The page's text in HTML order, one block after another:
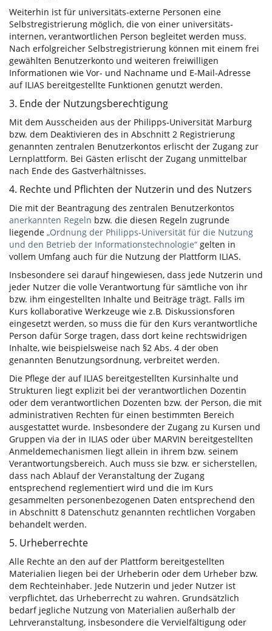
Weiterhin ist für universitäts-externe Personen eine
Selbstregistrierung möglich, die von einer universitäts-
internen, verantwortlichen Person begleitet werden muss.
Nach erfolgreicher Selbstregistrierung können mit einem frei
gewählten Benutzerkonto und weiteren freiwilligen
Informationen wie Vor- und Nachname und E-Mail-Adresse
auf ILIAS bereitgestellte Funktionen genutzt werden.
3. Ende der Nutzungsberechtigung
Mit dem Ausscheiden aus der Philipps-Universität Marburg
bzw. dem Deaktivieren des in Abschnitt 2 Registrierung
genannten zentralen Benutzerkontos erlischt der Zugang zur
Lernplattform. Bei Gästen erlischt der Zugang unmittelbar
nach Ende des Gastverhältnisses.
4. Rechte und Pflichten der Nutzerin und des Nutzers
Die mit der Beantragung des zentralen Benutzerkontos
anerkannten Regeln bzw. die diesen Regeln zugrunde
liegende „Ordnung der Philipps-Universität für die Nutzung
und den Betrieb der Informationstechnologie“ gelten in
vollem Umfang auch für die Nutzung der Plattform ILIAS.
Insbesondere sei darauf hingewiesen, dass jede Nutzerin und
jeder Nutzer die volle Verantwortung für sämtliche von ihr
bzw. ihm eingestellten Inhalte und Beiträge trägt. Falls im
Kurs kollaborative Werkzeuge wie z.B. Diskussionsforen
eingesetzt werden, so muss die für den Kurs verantwortliche
Person dafür Sorge tragen, dass dort keine rechtswidrigen
Inhalte, wie beispielsweise nach §2 Abs. 4 der oben
genannten Benutzungsordnung, verbreitet werden.
Die Pflege der auf ILIAS bereitgestellten Kursinhalte und
Strukturen liegt explizit bei der verantwortlichen Dozentin
oder dem verantwortlichen Dozenten bzw. der Person, die mit
administrativen Rechten für einen bestimmten Bereich
ausgestattet wurde. Insbesondere der Zugang zu Kursen und
Gruppen via der in ILIAS oder über MARVIN bereitgestellten
Anmeldemechanismen liegt allein in ihrem bzw. seinem
Verantwortungsbereich. Auch muss sie bzw. er sicherstellen,
dass nach Ablauf der Veranstaltung der Zugang
entsprechend reglementiert wird und die im Kurs
gesammelten personenbezogenen Daten entsprechend den
in Abschnitt 8 Datenschutz genannten rechtlichen Vorgaben
behandelt werden.
5. Urheberrechte
Alle Rechte an den auf der Plattform bereitgestellten
Materialien liegen bei der Urheberin oder dem Urheber bzw.
dem Rechteinhaber. Jede Nutzerin und jeder Nutzer ist
verpflichtet, das Urheberrecht zu wahren. Grundsätzlich
bedarf jegliche Nutzung von Materialien außerhalb der
Lehrveranstaltung, insbesondere die Vervielfältigung oder